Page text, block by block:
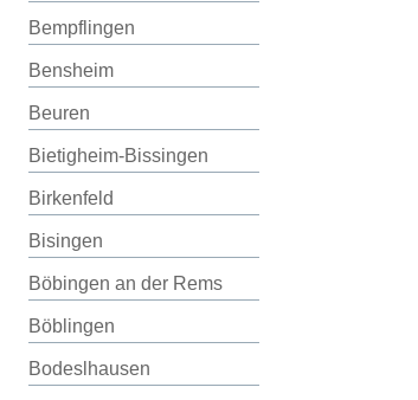
Bempflingen
Bensheim
Beuren
Bietigheim-Bissingen
Birkenfeld
Bisingen
Böbingen an der Rems
Böblingen
Bodeslhausen